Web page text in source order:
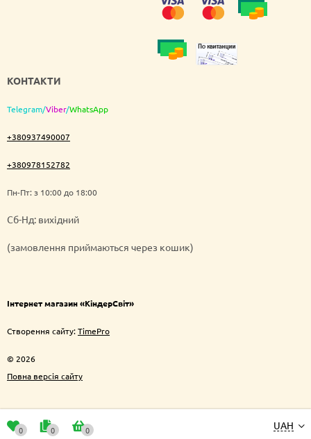
КОНТАКТИ
Telegram/Viber/WhatsApp
+380937490007
+380978152782
Пн-Пт: з 10:00 до 18:00
Cб-Нд: вихідний
(замовлення приймаються через кошик)
Інтернет магазин «КіндерСвіт»
Створення сайту:TimePro
© 2026
Повна версія сайту
UAH
0 0 0